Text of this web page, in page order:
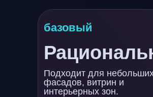
базовый
Подходит для
фасадов, витрин и
интерьерных зон.